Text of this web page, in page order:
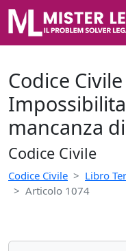
Codice
mancanza
Codice Civile
Codice Civile Libro
Articolo 1074